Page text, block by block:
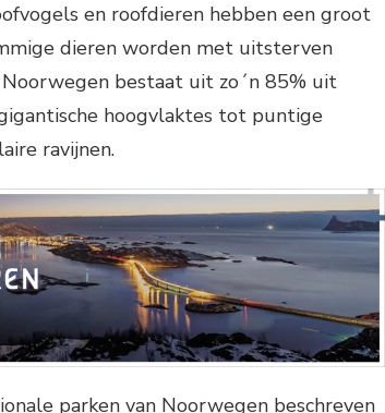
en roofdieren hebben een groot
dieren worden met uitsterven
bestaat uit zo´n 85% uit
hoogvlaktes tot puntige
ravijnen.
parken van Noorwegen beschreven